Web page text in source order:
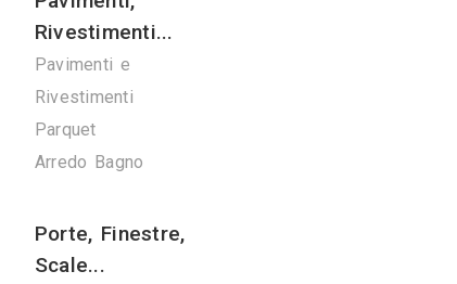
Manutenzione
Ascensori
Verde
Pulizie
Svuota Cantine
Tuttofare